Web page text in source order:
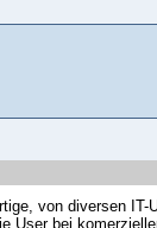
von diversen IT-
User bei